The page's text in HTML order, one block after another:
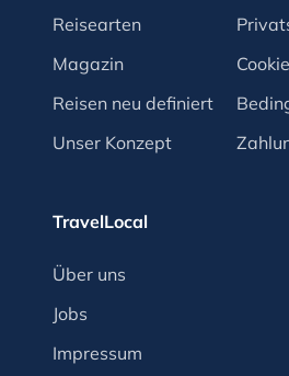
Reisearten
Magazin
Reisen neu definiert
Unser Konzept
TravelLocal
Über uns
Jobs
Impressum